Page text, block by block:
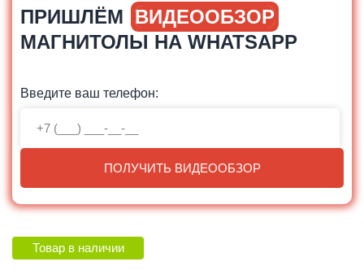
ПРИШЛЁМ ВИДЕООБЗОР
МАГНИТОЛЫ НА WHATSAPP
Введите ваш телефон:
ПОЛУЧИТЬ ВИДЕООБЗОР
Товар в наличии